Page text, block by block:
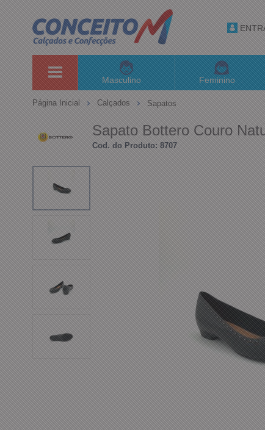
Masculino Feminino
Página Inicial Calçados Sapatos
Sapato Bottero Couro
Cod. do Produto: 8707